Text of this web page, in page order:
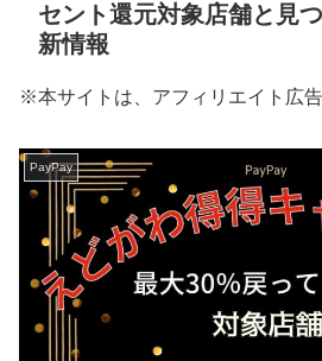
セント還元対象店舗と見
新情報
※本サイトは、アフィリエイト広告
PayPay